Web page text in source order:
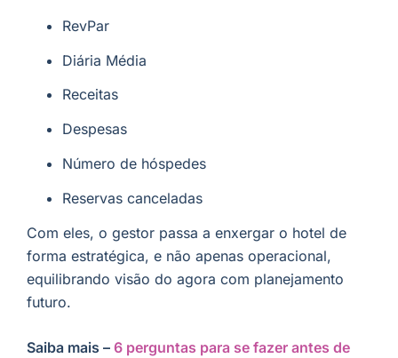
RevPar
Diária Média
Receitas
Despesas
Número de hóspedes
Reservas canceladas
Com eles, o gestor passa a enxergar o hotel de
forma estratégica, e não apenas operacional,
equilibrando visão do agora com planejamento
futuro.
Saiba mais – 6 perguntas para se fazer antes de